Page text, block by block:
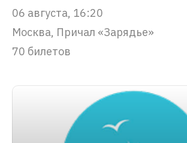
06 августа, 16:20
Москва, Причал «Зарядье»
70 билетов